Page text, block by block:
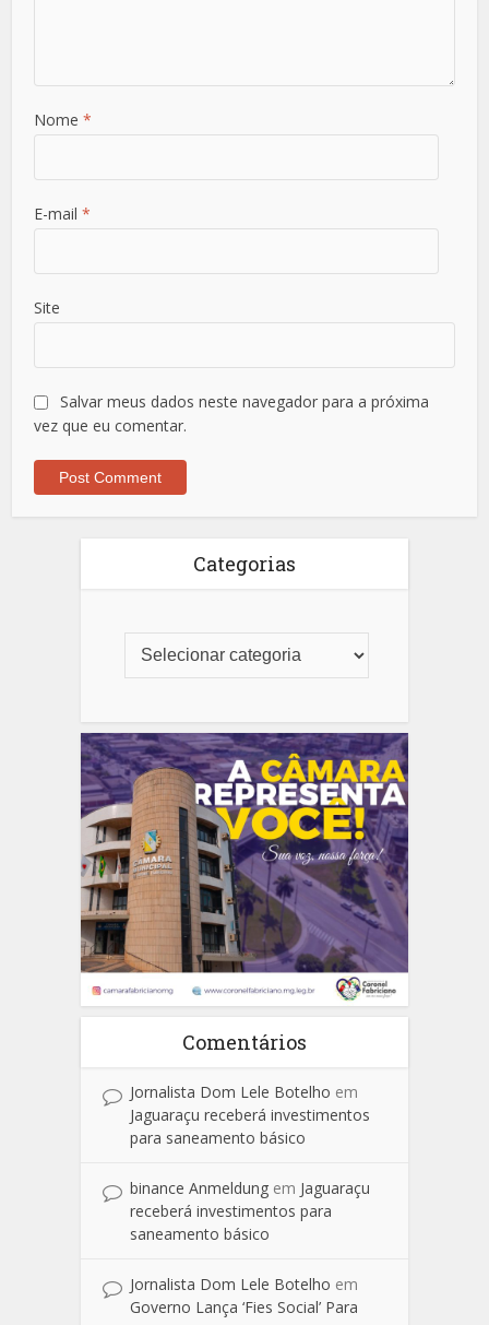
Nome*
E-mail*
Site
Salvar meus dados neste navegador para a próxima
vez que eu comentar.
Categorias
Comentários
Jornalista Dom Lele Botelho em
Jaguaraçu receberá investimentos
para saneamento básico
binance Anmeldung em Jaguaraçu
receberá investimentos para
saneamento básico
Jornalista Dom Lele Botelho em
Governo Lança ‘Fies Social’ Para